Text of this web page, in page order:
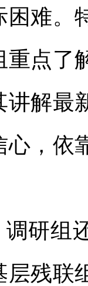
困难。
重点了
讲解最
心，依
研组
层残联